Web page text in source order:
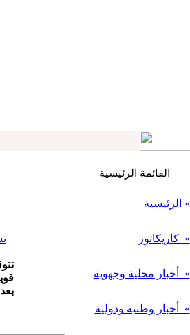
القائمة الرئيسية
» الرئيسية
» كاريكاتور
» أخبار محلية وجهوية
» أخبار وطنية ودولية